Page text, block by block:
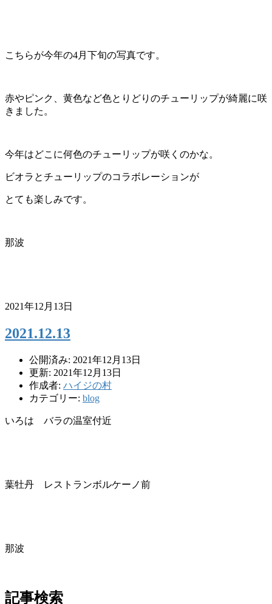
こちらが今年の4月下旬の写真です。
赤やピンク、黄色など色とりどりのチューリップが綺麗に咲
きました。
今年はどこに何色のチューリップが咲くのかな。
ビオラとチューリップのコラボレーションが
とても楽しみです。
那波
2021年12月13日
2021.12.13
公開済み: 2021年12月13日
更新: 2021年12月13日
作成者: ハイジの村
カテゴリー: blog
いろは バラの温室付近
葉牡丹 レストランボルケーノ前
那波
記事検索